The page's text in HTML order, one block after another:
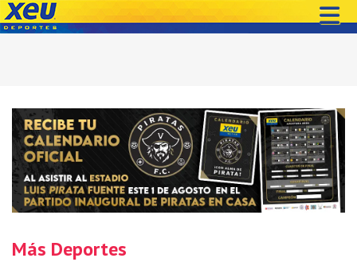
Más Deportes